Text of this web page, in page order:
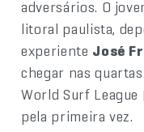
adversários. O
litoral paulista,
experiente José
chegar nas
World Surf League
pela primeira vez.